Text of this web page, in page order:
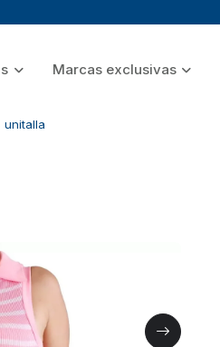
Marcas exclusivas
unitalla